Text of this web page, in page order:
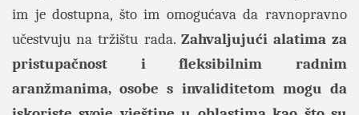
im je dostupna, što im omogućava da ravnopravno
učestvuju na tržištu rada. Zahvaljujući alatima za
pristupačnost i fleksibilnim radnim
aranžmanima, osobe s invaliditetom mogu da